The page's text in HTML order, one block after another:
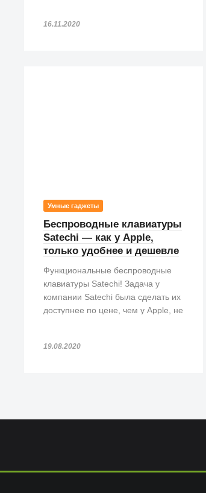
16.11.2020
Умные гаджеты
Беспроводные клавиатуры
Satechi — как у Apple,
только удобнее и дешевле
Функциональные беспроводные
клавиатуры Satechi! Задача у
компании Satechi была сделать их
доступнее по цене, чем у Apple, не
получилось!
19.08.2020